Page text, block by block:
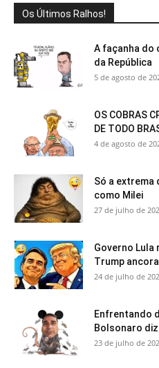
Os Últimos Ralhos!
A façanha do
da República
5 de agosto de
OS COBRAS
DE TODO
4 de agosto de
Só a extrema
como Milei
27 de julho de
Governo
Trump
24 de julho de
Enfrentando
Bolsonaro
23 de julho de